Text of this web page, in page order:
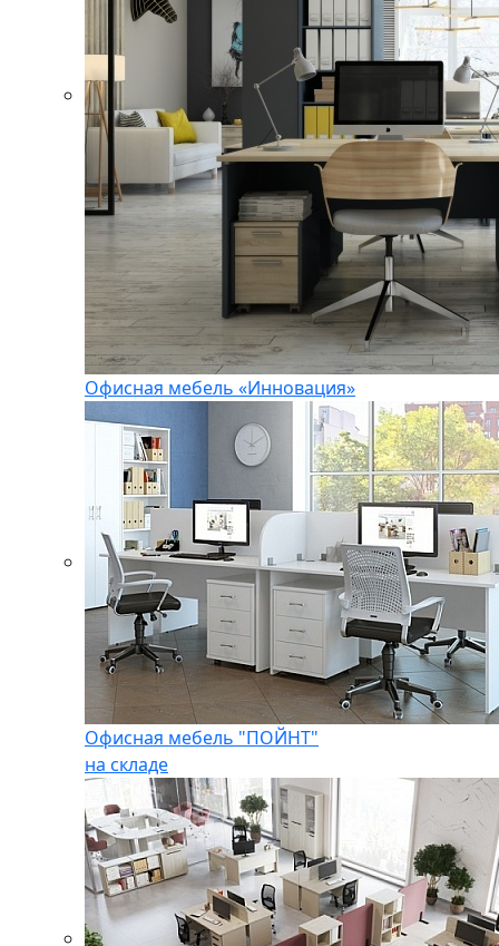
Офисная мебель «Инновация»
Офисная мебель "ПОЙНТ"
на складе